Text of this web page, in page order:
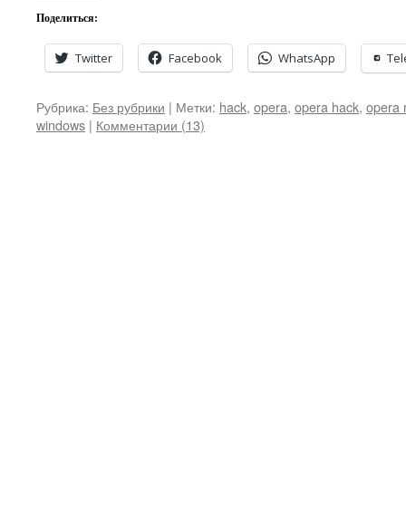
Поделиться:
Twitter Facebook WhatsApp
Рубрика: Без рубрики | Метки: hack, opera, opera hack, opera
windows | Комментарии (13)